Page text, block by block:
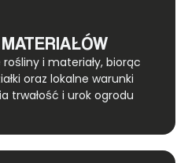
i materiały, biorąc
oraz lokalne warunki
trwałość i urok ogrodu